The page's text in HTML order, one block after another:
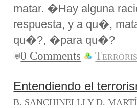
matar. �Hay alguna
respuesta, y a qu�,
qu�?, �para qu�?
0 Comments
Entendiendo el
B. SANCHINELLI Y D.